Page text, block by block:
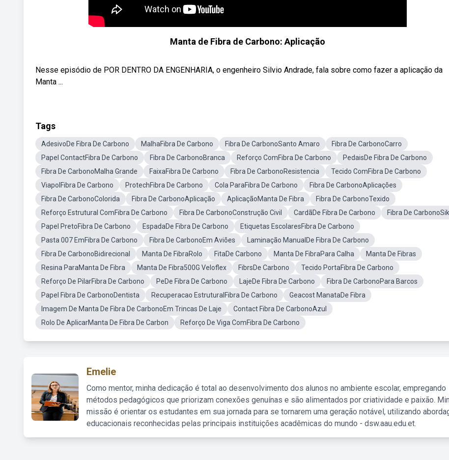
Manta de Fibra de Carbono: Aplicação
Nesse episódio de POR DENTRO DA ENGENHARIA, o engenheiro Silvio Andrade, fala sobre como fazer a aplicação da
Manta ...
Tags
AdesivoDe Fibra De Carbono MalhaFibra De Carbono Fibra De CarbonoSanto Amaro
Fibra De CarbonoCarro
Papel ContactFibra De Carbono
Fibra De CarbonoBranca Reforço ComFibra De Carbono
PedaisDe Fibra De Carbono
Fibra De CarbonoMalha Grande
FaixaFibra De Carbono Fibra De CarbonoResistencia
Tecido ComFibra De Carbono
ViapolFibra De Carbono
ProtechFibra De Carbono Cola ParaFibra De Carbono
Fibra De CarbonoAplicações
Fibra De CarbonoColorida
Fibra De CarbonoAplicação AplicaçãoManta De Fibra
Fibra De CarbonoTexido
Reforço Estrutural ComFibra De Carbono
Fibra De CarbonoConstrução Civil CardãDe Fibra De Carbono
Fibra De
Papel PretoFibra De Carbono
EspadaDe Fibra De Carbono
Etiquetas EscolaresFibra De Carbono
Pasta 007 EmFibra De Carbono
Fibra De CarbonoEm Aviões
Laminação ManualDe Fibra De Carbono
Fibra De CarbonoBidirecional
Manta De FibraRolo FitaDe Carbono Manta De FibraPara Calha
Manta De Fibras
Resina ParaManta De Fibra
Manta De Fibra500G Veloflex FibrsDe Carbono
Tecido PortaFibra De Carbono
Reforço De PilarFibra De Carbono
PeDe Fibra De Carbono LajeDe Fibra De Carbono
Fibra De CarbonoPara Barcos
Papel Fibra De CarbonoDentista
Recuperacao EstruturalFibra De Carbono
Geacost ManataDe Fibra
Imagem De Manta De Fibra De CarbonoEm Trincas De Laje
Contact Fibra De CarbonoAzul
Rolo De AplicarManta De Fibra De Carbon
Reforço De Viga ComFibra De Carbono
Emelie
Como mentor, minha dedicação é total ao desenvolvimento dos alunos no ambiente escolar, empregando
métodos pedagógicos que priorizam conexões genuínas e são alimentados por criatividade e paixão.
missão é orientar os estudantes em sua jornada para se tornarem uma geração notável, utilizando
educacionais reconhecidas pelas principais instituições acadêmicas do mundo - dsw.aau.edu.et.